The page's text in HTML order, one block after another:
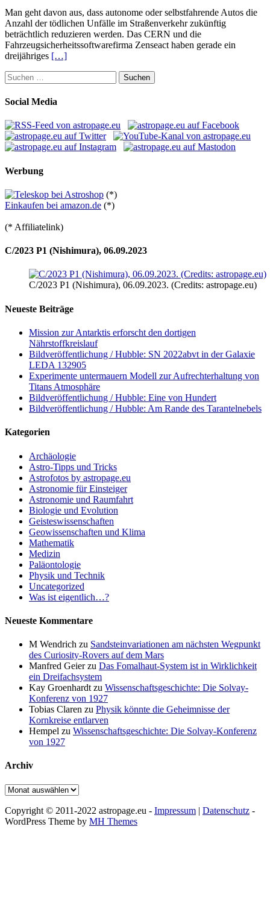
Man geht davon aus, dass autonome oder selbstfahrende Autos die
Anzahl der tödlichen Unfälle im Straßenverkehr zukünftig
beträchtlich reduzieren werden. Das CERN und die
Fahrzeugsicherheitssoftwarefirma Zenseact haben gerade ein
dreijähriges […]
Suchen
nach:
Social Media
Werbung
(*)
Einkaufen bei amazon.de (*)
(* Affiliatelink)
C/2023 P1 (Nishimura), 06.09.2023
C/2023 P1 (Nishimura), 06.09.2023. (Credits: astropage.eu)
Neueste Beiträge
Mission zur Antarktis erforscht den dortigen
Nährstoffkreislauf
Bildveröffentlichung / Hubble: SN 2022abvt in der Galaxie
LEDA 132905
Experimente untermauern Modell zur Aufrechterhaltung von
Titans Atmosphäre
Bildveröffentlichung / Hubble: Eine von Hundert
Bildveröffentlichung / Hubble: Am Rande des Tarantelnebels
Kategorien
Archäologie
Astro-Tipps und Tricks
Astrofotos by astropage.eu
Astronomie für Einsteiger
Astronomie und Raumfahrt
Biologie und Evolution
Geisteswissenschaften
Geowissenschaften und Klima
Mathematik
Medizin
Paläontologie
Physik und Technik
Uncategorized
Was ist eigentlich…?
Neueste Kommentare
M Wendrich zu Sandsteinvariationen am nächsten Wegpunkt
des Curiosity-Rovers auf dem Mars
Manfred Geierzu Das Fomalhaut-System ist in Wirklichkeit
ein Dreifachsystem
Kay Groenhardt zu Wissenschaftsgeschichte: Die Solvay-
Konferenz von 1927
Tobias Claren zu Physik könnte die Geheimnisse der
Kornkreise entlarven
Hempel zu Wissenschaftsgeschichte: Die Solvay-Konferenz
von 1927
Archiv
Archiv
Copyright © 2011-2022 astropage.eu - Impressum | Datenschutz -
WordPress Theme by MH Themes